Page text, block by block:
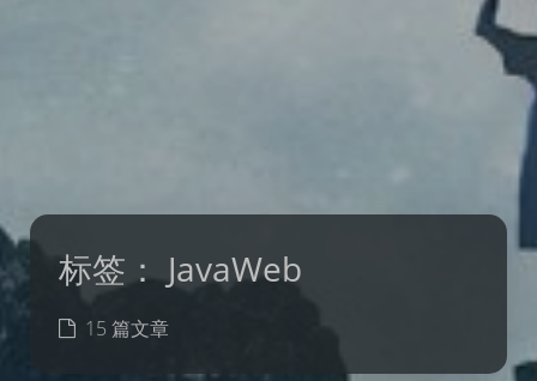
标签： JavaWeb
15 篇文章